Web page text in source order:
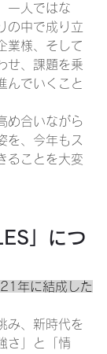
一人ではな
の中で成り立
業様、そして
せ、課題を乗
んでいくこと
め合いながら
を、今年もス
ることを大変
」につ
年に結成した
み、新時代を
さ」と「情